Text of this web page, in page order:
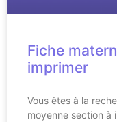
Fiche
imprimer
Vous êtes à la
moyenne section à